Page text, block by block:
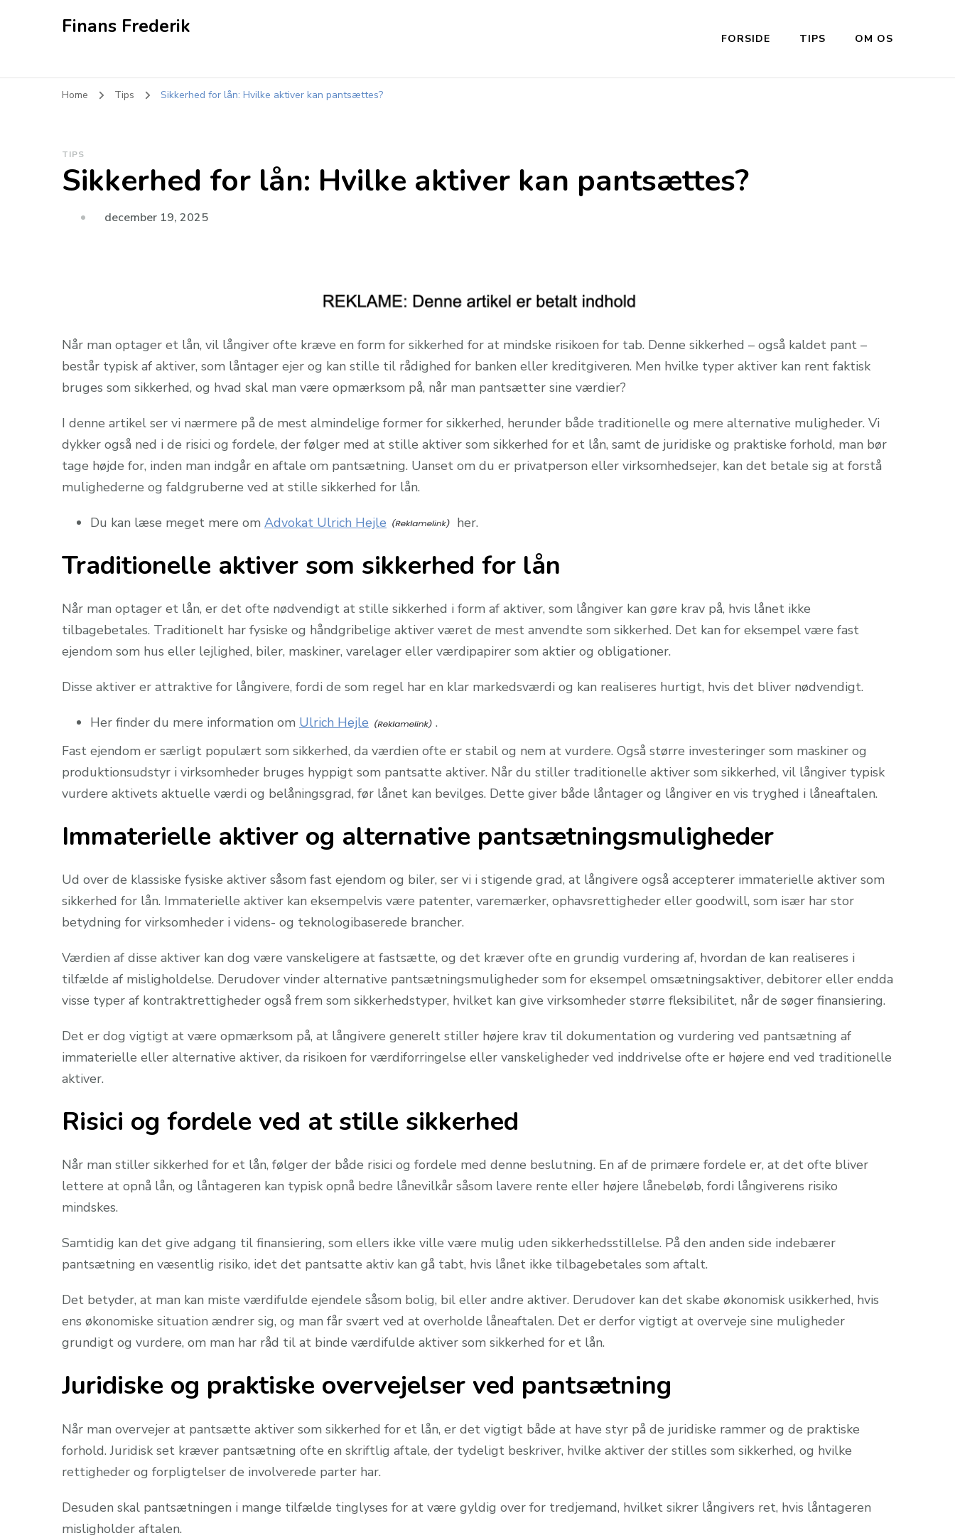
Finans Frederik
FORSIDE TIPS OM OS
Home Tips Sikkerhed for lån: Hvilke aktiver kan pantsættes?
TIPS
Sikkerhed for lån: Hvilke aktiver kan pantsættes?
december 19, 2025
Når man optager et lån, vil långiver ofte kræve en form for sikkerhed for at mindske risikoen for tab. Denne sikkerhed – også kaldet pant –
består typisk af aktiver, som låntager ejer og kan stille til rådighed for banken eller kreditgiveren. Men hvilke typer aktiver kan rent faktisk
bruges som sikkerhed, og hvad skal man være opmærksom på, når man pantsætter sine værdier?
I denne artikel ser vi nærmere på de mest almindelige former for sikkerhed, herunder både traditionelle og mere alternative muligheder. Vi
dykker også ned i de risici og fordele, der følger med at stille aktiver som sikkerhed for et lån, samt de juridiske og praktiske forhold, man bør
tage højde for, inden man indgår en aftale om pantsætning. Uanset om du er privatperson eller virksomhedsejer, kan det betale sig at forstå
mulighederne og faldgruberne ved at stille sikkerhed for lån.
Du kan læse meget mere om Advokat Ulrich Hejle her.
Traditionelle aktiver som sikkerhed for lån
Når man optager et lån, er det ofte nødvendigt at stille sikkerhed i form af aktiver, som långiver kan gøre krav på, hvis lånet ikke
tilbagebetales. Traditionelt har fysiske og håndgribelige aktiver været de mest anvendte som sikkerhed. Det kan for eksempel være fast
ejendom som hus eller lejlighed, biler, maskiner, varelager eller værdipapirer som aktier og obligationer.
Disse aktiver er attraktive for långivere, fordi de som regel har en klar markedsværdi og kan realiseres hurtigt, hvis det bliver nødvendigt.
Her finder du mere information om Ulrich Hejle
.
Fast ejendom er særligt populært som sikkerhed, da værdien ofte er stabil og nem at vurdere. Også større investeringer som maskiner og
produktionsudstyr i virksomheder bruges hyppigt som pantsatte aktiver. Når du stiller traditionelle aktiver som sikkerhed, vil långiver typisk
vurdere aktivets aktuelle værdi og belåningsgrad, før lånet kan bevilges. Dette giver både låntager og långiver en vis tryghed i låneaftalen.
Immaterielle aktiver og alternative pantsætningsmuligheder
Ud over de klassiske fysiske aktiver såsom fast ejendom og biler, ser vi i stigende grad, at långivere også accepterer immaterielle aktiver som
sikkerhed for lån. Immaterielle aktiver kan eksempelvis være patenter, varemærker, ophavsrettigheder eller goodwill, som især har stor
betydning for virksomheder i videns- og teknologibaserede brancher.
Værdien af disse aktiver kan dog være vanskeligere at fastsætte, og det kræver ofte en grundig vurdering af, hvordan de kan realiseres i
tilfælde af misligholdelse. Derudover vinder alternative pantsætningsmuligheder som for eksempel omsætningsaktiver, debitorer eller endda
visse typer af kontraktrettigheder også frem som sikkerhedstyper, hvilket kan give virksomheder større fleksibilitet, når de søger finansiering.
Det er dog vigtigt at være opmærksom på, at långivere generelt stiller højere krav til dokumentation og vurdering ved pantsætning af
immaterielle eller alternative aktiver, da risikoen for værdiforringelse eller vanskeligheder ved inddrivelse ofte er højere end ved traditionelle
aktiver.
Risici og fordele ved at stille sikkerhed
Når man stiller sikkerhed for et lån, følger der både risici og fordele med denne beslutning. En af de primære fordele er, at det ofte bliver
lettere at opnå lån, og låntageren kan typisk opnå bedre lånevilkår såsom lavere rente eller højere lånebeløb, fordi långiverens risiko
mindskes.
Samtidig kan det give adgang til finansiering, som ellers ikke ville være mulig uden sikkerhedsstillelse. På den anden side indebærer
pantsætning en væsentlig risiko, idet det pantsatte aktiv kan gå tabt, hvis lånet ikke tilbagebetales som aftalt.
Det betyder, at man kan miste værdifulde ejendele såsom bolig, bil eller andre aktiver. Derudover kan det skabe økonomisk usikkerhed, hvis
ens økonomiske situation ændrer sig, og man får svært ved at overholde låneaftalen. Det er derfor vigtigt at overveje sine muligheder
grundigt og vurdere, om man har råd til at binde værdifulde aktiver som sikkerhed for et lån.
Juridiske og praktiske overvejelser ved pantsætning
Når man overvejer at pantsætte aktiver som sikkerhed for et lån, er det vigtigt både at have styr på de juridiske rammer og de praktiske
forhold. Juridisk set kræver pantsætning ofte en skriftlig aftale, der tydeligt beskriver, hvilke aktiver der stilles som sikkerhed, og hvilke
rettigheder og forpligtelser de involverede parter har.
Desuden skal pantsætningen i mange tilfælde tinglyses for at være gyldig over for tredjemand, hvilket sikrer långivers ret, hvis låntageren
misligholder aftalen.